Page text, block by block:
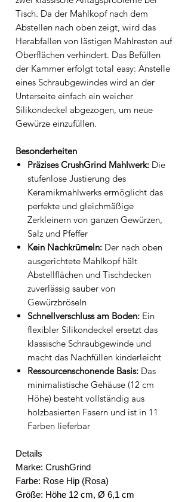
Tisch. Da der Mahlkopf nach dem
Abstellen nach oben zeigt, wird das
Herabfallen von lästigen Mahlresten auf
Oberflächen verhindert. Das Befüllen
der Kammer erfolgt total easy: Anstelle
eines Schraubgewindes wird an der
Unterseite einfach ein weicher
Silikondeckel abgezogen, um neue
Gewürze einzufüllen.
Besonderheiten
Präzises CrushGrind Mahlwerk: Die
stufenlose Justierung des
Keramikmahlwerks ermöglicht das
perfekte und gleichmäßige
Zerkleinern von ganzen Gewürzen,
Salz und Pfeffer
Kein Nachkrümeln: Der nach oben
ausgerichtete Mahlkopf hält
Abstellflächen und Tischdecken
zuverlässig sauber von
Gewürzbröseln
Schnellverschluss am Boden: Ein
flexibler Silikondeckel ersetzt das
klassische Schraubgewinde und
macht das Nachfüllen kinderleicht
Ressourcenschonende Basis: Das
minimalistische Gehäuse (12 cm
Höhe) besteht vollständig aus
holzbasierten Fasern und ist in 11
Farben lieferbar
Details
Marke: CrushGrind
Farbe: Rose Hip (Rosa)
Größe: Höhe 12 cm, Ø 6,1 cm